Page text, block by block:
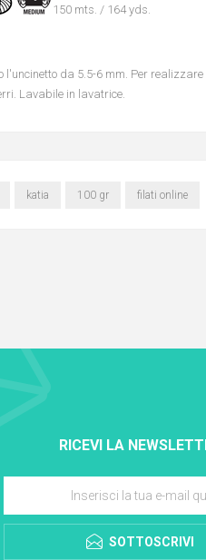
150 mts. / 164 yds.
l'uncinetto da 5.5-6 mm. Per
Lavabile in lavatrice.
katia 100 gr filati online
RICEVI LA
SOTTOSCRIVI